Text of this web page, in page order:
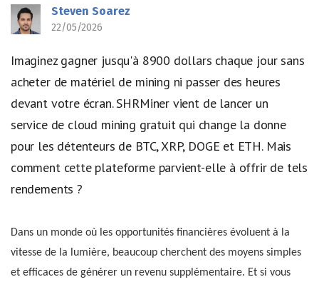
Steven Soarez
22/05/2026
Imaginez gagner jusqu'à 8900 dollars chaque jour sans
acheter de matériel de mining ni passer des heures
devant votre écran. SHRMiner vient de lancer un
service de cloud mining gratuit qui change la donne
pour les détenteurs de BTC, XRP, DOGE et ETH. Mais
comment cette plateforme parvient-elle à offrir de tels
rendements ?
Dans un monde où les opportunités financières évoluent à la
vitesse de la lumière, beaucoup cherchent des moyens simples
et efficaces de générer un revenu supplémentaire. Et si vous